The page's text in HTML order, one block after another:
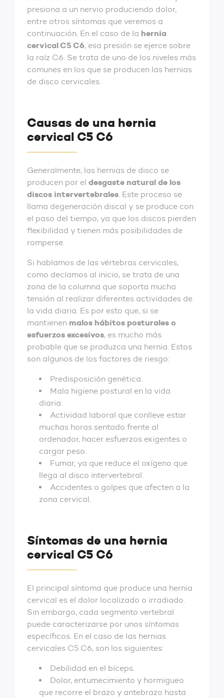
presiona a un nervio produciendo dolor,
entre otros síntomas que veremos a
continuación. En el caso de la hernia
cervical C5 C6, esa presión se ejerce sobre
la raíz C6. Se trata de uno de los niveles más
comunes en los que se producen las hernias
de disco cervicales.
Causas de una hernia
cervical C5 C6
Generalmente, las hernias de disco se
producen por el desgaste natural de los
discos intervertebrales. Este proceso se
llama degeneración discal y se produce con
el paso del tiempo, ya que los discos pierden
flexibilidad y tienen más posibilidades de
romperse.
Si hablamos de las vértebras cervicales,
como decíamos al inicio, se trata de una
zona de la columna que soporta mucha
tensión al realizar diferentes actividades de
la vida diaria. Es por esto que, si se
mantienen malos hábitos posturales o
esfuerzos excesivos, es mucho más
probable que se produzca una hernia. Estos
son algunos de los factores de riesgo:
Predisposición genética.
Mala higiene postural en la vida
diaria.
Actividad laboral que conlleve estar
muchas horas sentado frente al
ordenador, hacer esfuerzos exigentes o
cargar peso.
Fumar, ya que reduce el oxígeno que
llega al disco intervertebral.
Accidentes o golpes que afecten a la
zona cervical.
Síntomas de una hernia
cervical C5 C6
El principal síntoma que produce una hernia
cervical es el dolor localizado o irradiado.
Sin embargo, cada segmento vertebral
puede caracterizarse por unos síntomas
específicos. En el caso de las hernias
cervicales C5 C6, son los siguientes:
Debilidad en el bíceps.
Dolor, entumecimiento y hormigueo
que recorre el brazo y antebrazo hasta